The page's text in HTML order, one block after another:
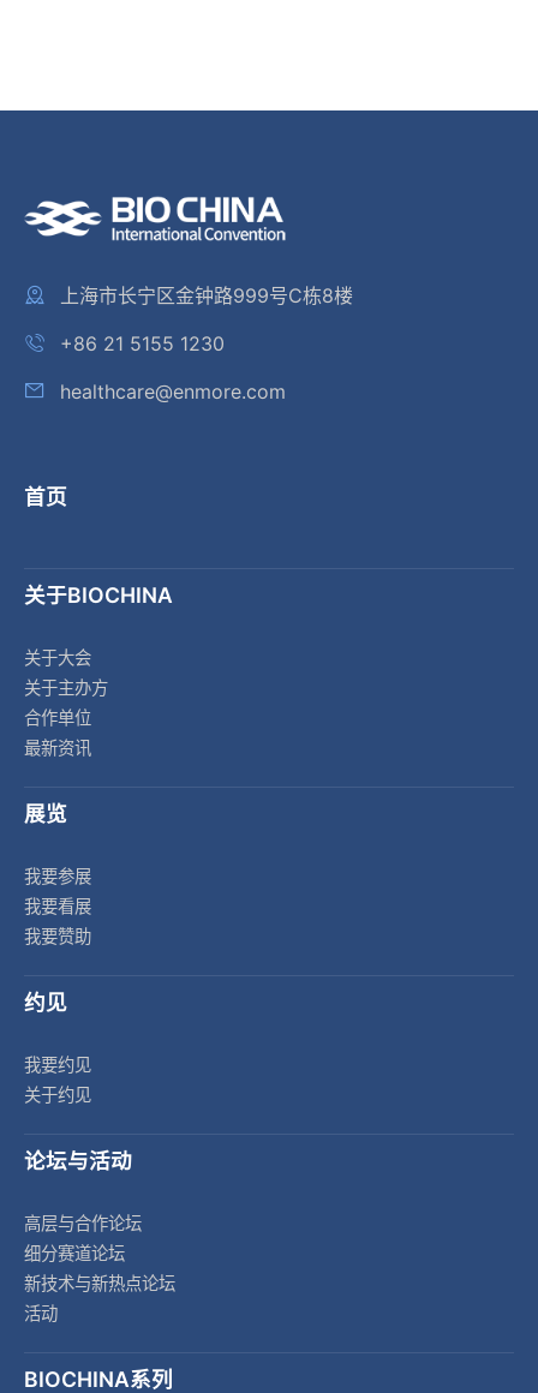
上海市长宁区金钟路999号C栋8楼
+86 21 5155 1230
healthcare@enmore.com
首页
关于BIOCHINA
关于大会
关于主办方
合作单位
最新资讯
展览
我要参展
我要看展
我要赞助
约见
我要约见
关于约见
论坛与活动
高层与合作论坛
细分赛道论坛
新技术与新热点论坛
活动
BIOCHINA系列